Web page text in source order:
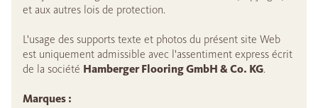
et aux autres lois de protection.
L'usage des supports texte et photos du présent site Web
est uniquement admissible avec l'assentiment express écrit
de la société Hamberger Flooring GmbH & Co. KG.
Marques :